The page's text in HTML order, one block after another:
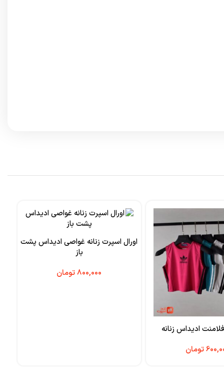
ادیداس زنانه
تومان
اورال اسپرت زنانه غواصی ادیداس پشت
باز
تومان